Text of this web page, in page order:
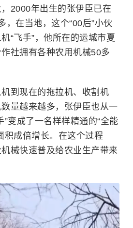
年出生的张伊臣已在
，在当地，这个“00后”小伙
“飞手”，他所在的运城市夏
社拥有各种农用机械50多
现在的拖拉机、收割机
量越来越多，张伊臣也从一
”变成了一名样样精通的“全能
积成倍增长。在这个过程
械快速普及给农业生产带来